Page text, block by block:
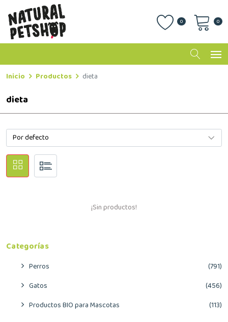
0 0
Inicio Productos dieta
dieta
¡Sin productos!
Categorías
Perros
(791)
Gatos
(456)
Productos BIO para Mascotas
(113)